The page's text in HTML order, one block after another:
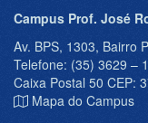
Campus Prof. José
Av. BPS, 1303, Bairro
Telefone: (35) 3629 –
Caixa Postal 50 CEP:
Mapa do Campus